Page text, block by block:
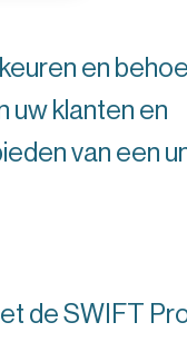
en
uw klanten en
van een
de SWIFT